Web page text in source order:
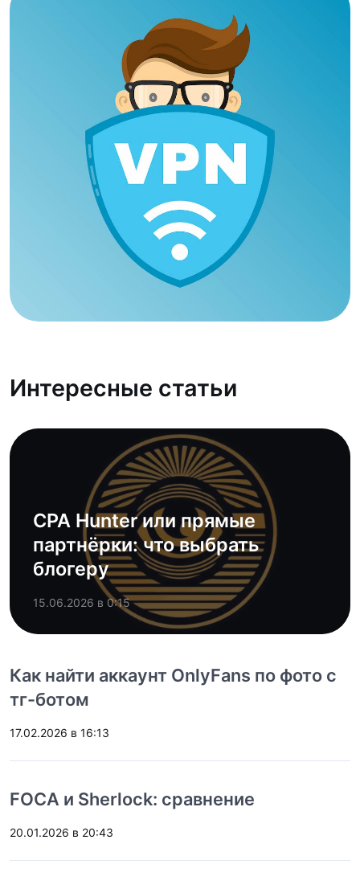
Интересные статьи
CPA Hunter или прямые
партнёрки: что выбрать
блогеру
15.06.2026 в 0:15
Как найти аккаунт OnlyFans по фото с
тг-ботом
17.02.2026 в 16:13
FOCA и Sherlock: сравнение
20.01.2026 в 20:43